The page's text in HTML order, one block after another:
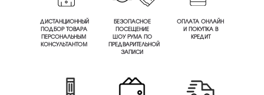
ДИСТАНЦИОННЫЙ
ПОДБОР ТОВАРА
ПЕРСОНАЛЬНЫМ
КОНСУЛЬТАНТОМ
БЕЗОПАСНОЕ
ПОСЕЩЕНИЕ
ШОУ РУМА ПО
ПРЕДВАРИТЕЛЬНОЙ
ЗАПИСИ
ОПЛАТА ОНЛАЙН
И ПОКУПКА В
КРЕДИТ